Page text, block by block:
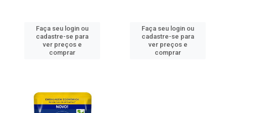
Faça seu login ou
cadastre-se para
ver preços e
comprar
Faça seu login ou
cadastre-se para
ver preços e
comprar